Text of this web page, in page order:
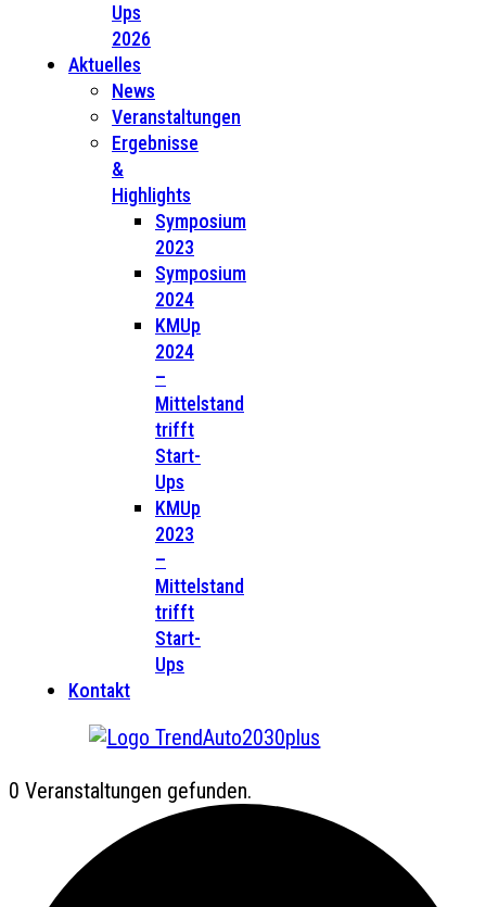
Ups
2026
Aktuelles
News
Veranstaltungen
Ergebnisse
&
Highlights
Symposium
2023
Symposium
2024
KMUp
2024
–
Mittelstand
trifft
Start-
Ups
KMUp
2023
–
Mittelstand
trifft
Start-
Ups
Kontakt
0 Veranstaltungen gefunden.